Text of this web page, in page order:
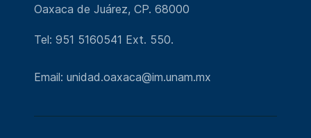
Oaxaca de Juárez, CP. 68000
Tel: 951 5160541 Ext. 550.
Email: unidad.oaxaca@im.unam.mx